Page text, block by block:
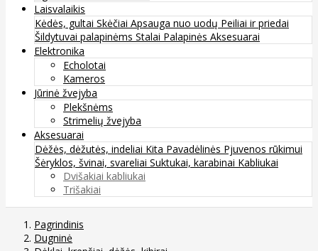
Laisvalaikis
Kėdės, gultai Skėčiai Apsauga nuo uodų Peiliai ir priedai
Šildytuvai palapinėms Stalai Palapinės Aksesuarai
Elektronika
Echolotai
Kameros
Jūrinė žvejyba
Plekšnėms
Strimelių žvejyba
Aksesuarai
Dėžės, dėžutės, indeliai Kita Pavadėlinės Pjuvenos rūkimui
Šėryklos, švinai, svareliai Suktukai, karabinai Kabliukai
Dvišakiai kabliukai
Trišakiai
Pagrindinis
Dugninė